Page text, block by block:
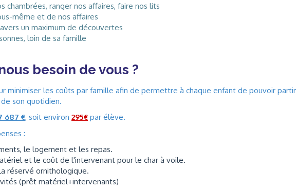
chambrées, ranger nos affaires, faire nos lits
même et de nos affaires
un maximum de découvertes
loin de sa famille
besoin de vous ?
minimiser les coûts par famille afin de permettre à chaque enfant de pouvoir partir
son quotidien.
687 €, soit environ 295€ par élève.
:
le logement et les repas.
et le coût de l'intervenant pour le char à voile.
réservé ornithologique.
(prêt matériel+intervenants)